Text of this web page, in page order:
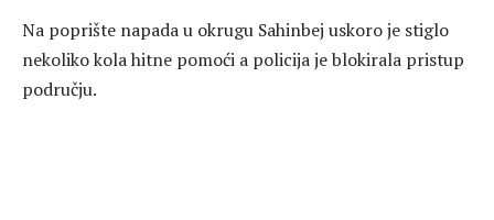
Na poprište napada u okrugu Sahinbej uskoro je stiglo
nekoliko kola hitne pomoći a policija je blokirala pristup
području.